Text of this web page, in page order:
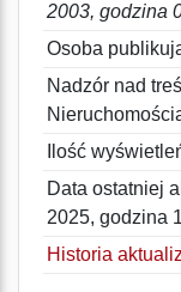
2003, godzina
Osoba
Nadzór nad
Ilość
Data ostatniej
2025, godzina
Historia